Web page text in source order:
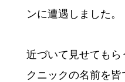
ンに遭遇しました。
近づいて見せても
クニックの名前を